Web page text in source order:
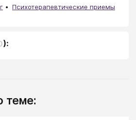
Психотерапевтические приемы
):
теме: